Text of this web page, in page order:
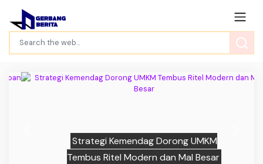
Strategi Kemendag Dorong UMKM
Tembus Ritel Modern dan Mal Besar